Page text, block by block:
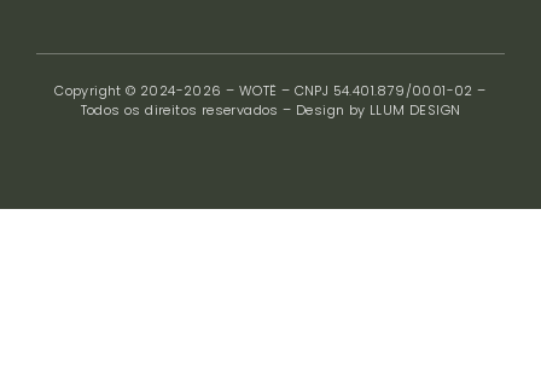
Copyright © 2024-2026 – WOTË – CNPJ 54.401.879/0001-02 –
Todos os direitos reservados – Design by LLUM DESIGN